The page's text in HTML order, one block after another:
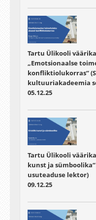
Tartu Ülikooli
„Emotsionaalse
konfliktiolukorras“
kultuuriakadeemia
05.12.25
Tartu Ülikooli
kunst ja
usuteaduse lektor)
09.12.25